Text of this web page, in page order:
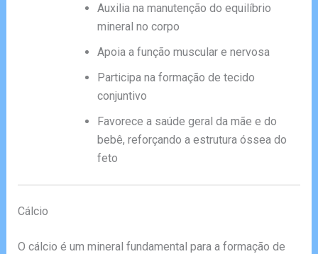
Auxilia na manutenção do equilíbrio
mineral no corpo
Apoia a função muscular e nervosa
Participa na formação de tecido
conjuntivo
Favorece a saúde geral da mãe e do
bebê, reforçando a estrutura óssea do
feto
Cálcio
O cálcio é um mineral fundamental para a formação de